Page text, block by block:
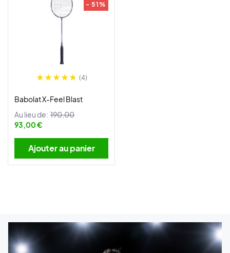
- 51%
(4)
Babolat X-Feel Blast
Au lieu de: 190,00
93,00 €
Ajouter au panier